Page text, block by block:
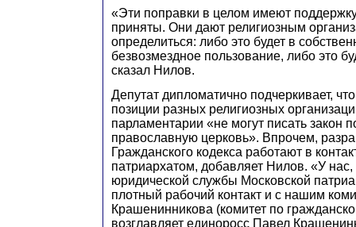
«Эти поправки в целом имеют
приняты. Они дают религиозным
определиться: либо это будет в
безвозмездное пользование, либо это
сказал Нилов.
Депутат дипломатично подчеркивает,
позиции разных религиозных
парламентарии «не могут писать закон
православную церковь». Впрочем,
Гражданского кодекса работают в
патриархатом, добавляет Нилов. «У нас,
юридической службы Московской
плотный рабочий контакт и с нашим
Крашенинникова (комитет по
возглавляет единоросс Павел